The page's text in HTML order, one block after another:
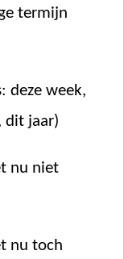
termijn
deze week,
dit jaar)
nu niet
nu toch